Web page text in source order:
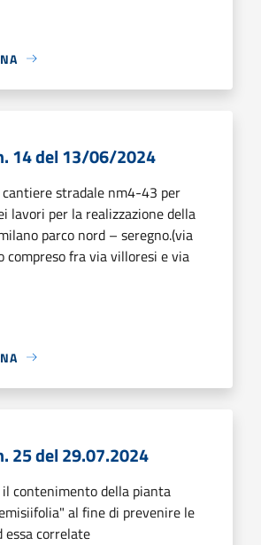
14 del 13/06/2024
stradale nm4-43 per
lavori per la realizzazione della
parco nord – seregno.(via
compreso fra via villoresi e via
25 del 29.07.2024
contenimento della pianta
al fine di prevenire le
essa correlate